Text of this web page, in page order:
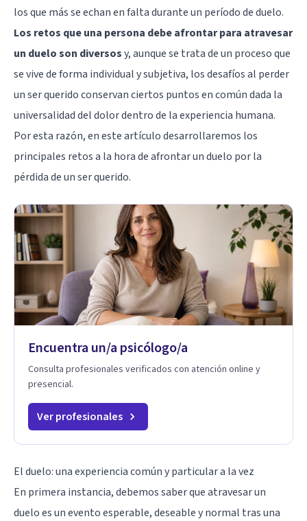
los que más se echan en falta durante un período deduelo.
Los retos que una persona debe afrontar para atravesar
un duelo son diversosy, aunque se trata de un proceso que
se vive de forma individual y subjetiva, los desafíos al perder
un ser querido conservan ciertos puntos en común dada la
universalidad del dolor dentro de la experiencia humana.
Por esta razón, en este artículo desarrollaremos los
principales retos a la hora de afrontar un duelo por la
pérdida de un ser querido.
Encuentra un/a psicólogo/a
Consulta profesionales verificados con atención online y
presencial.
Ver profesionales
El duelo: una experiencia común y particular a la vez
En primera instancia, debemos saber que atravesar un
duelo es un evento esperable, deseable y normal tras una